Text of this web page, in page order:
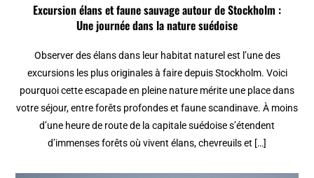
Excursion élans et faune sauvage autour de Stockholm :
Une journée dans la nature suédoise
Observer des élans dans leur habitat naturel est l’une des
excursions les plus originales à faire depuis Stockholm. Voici
pourquoi cette escapade en pleine nature mérite une place dans
votre séjour, entre forêts profondes et faune scandinave. À moins
d’une heure de route de la capitale suédoise s’étendent
d’immenses forêts où vivent élans, chevreuils et […]